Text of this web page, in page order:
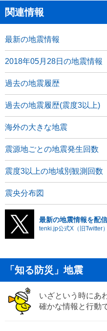
関連情報
最新の地震情報
2018年05月28日の地震情報
過去の地震履歴
過去の地震履歴(震度3以上)
海外の大きな地震
震源地ごとの地震発生回数
震度3以上の地域別観測回数
震央分布図
最新の地震情報を配信
tenki.jp公式X（旧Twitter
「知る防災」地震
いざという時にあ
確かな情報と行動